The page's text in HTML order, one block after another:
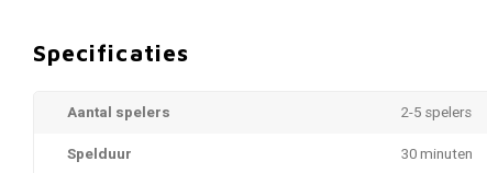
Specificaties
Aantal spelers
2-5 spelers
Spelduur
30 minuten